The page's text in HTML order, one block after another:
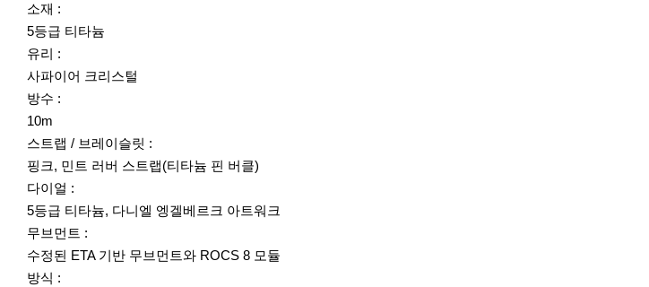
소재 :
5등급 티타늄
유리 :
사파이어 크리스털
방수 :
10m
스트랩 / 브레이슬릿 :
핑크, 민트 러버 스트랩(티타늄 핀 버클)
다이얼 :
5등급 티타늄, 다니엘 엥겔베르크 아트워크
무브먼트 :
수정된 ETA 기반 무브먼트와 ROCS 8 모듈
방식 :